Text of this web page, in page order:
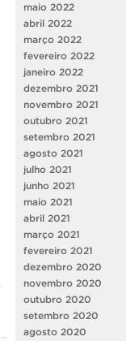
maio 2022
abril 2022
março 2022
fevereiro 2022
janeiro 2022
dezembro 2021
novembro 2021
outubro 2021
setembro 2021
agosto 2021
julho 2021
junho 2021
maio 2021
abril 2021
março 2021
fevereiro 2021
dezembro 2020
novembro 2020
outubro 2020
setembro 2020
agosto 2020